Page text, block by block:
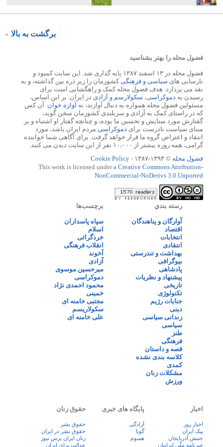
برگشت به بالا
فضول محله را بهتر بشناسید
فضول محله در ۱۳ اسفند ۱۳۸۷ پایه گذاری شد. این سایت کمبود و
نارسایی های سیاسی و فرهنگیکشورمان را زیر ذره بین گذاشته، و به
نقد می پردازد. هدف فضول محله کمک و راهگشایی است برای
رسیدن به دموکراسی، سکولارسم و آزادی در ایران. بر این اساس،
مسئولین فضول محله همواره به دنبال آوازند، نه آوازه خوان. آن کس
که در راستای کمک به آزادی و سربلندی کشورمان سخن گوید،
گفتارش مورد ستایش و تحسین ما بوده، و چنانچه گفتار او اشتباه و بر
مبنای سیاست نادرست برای دموکراسی مردم ایران باشد، مورد
انتقاد و اعتراض گروه ما قرار خواهد گرفت. برای آگاهی شما خواننده
گرامی، همه روزه بیشتر از ۱۰،۰۰۰ نفر از این سایت دیدن می کنند.
فضول محله © ۱۳۹۳-۱۳۸۷ -
Cookie Policy
This work is licensed under a Creative Commons Attribution-
NonCommercial-NoDerivs 3.0 Unported
رسته بندي
آوارگان و پناهندگان
اقتصاد
انتخابات
انتقادی
بهداشت و تندرستی
بیوگرافی
پادشاهی
پیشنهاد و نظریات
تاریخی
تکنولوژی
جنایات رژیم
دینی
زندانی سیاسی
سیاسی
طنز
فرهنگی
قصه و داستان
کلاسه بندی نشده
کمدی
مشکلات زنان
ورزش
برچسب‌ها
سپاه پاسداران
اسلام
خردگرائی
انقلاب فرهنگی
آخوند
آزادی
میرحسین موسوی
دموکراسی
محمود احمدی نژاد
خمینی
مجتبی خامنه ای
سکولاریسم
علی خامنه ای
اخبار
اخبار روز
پيک ايران
جنبش آذربایجان
خبرنامه ملّی ایرانیان
پایگاه های خبری
آزادگی
گویا
همبوم
حقوق زنان
حقوق بشر
حقوق بشر در ایران
زنان ايران پرس نيوز
عدالت برای ایران